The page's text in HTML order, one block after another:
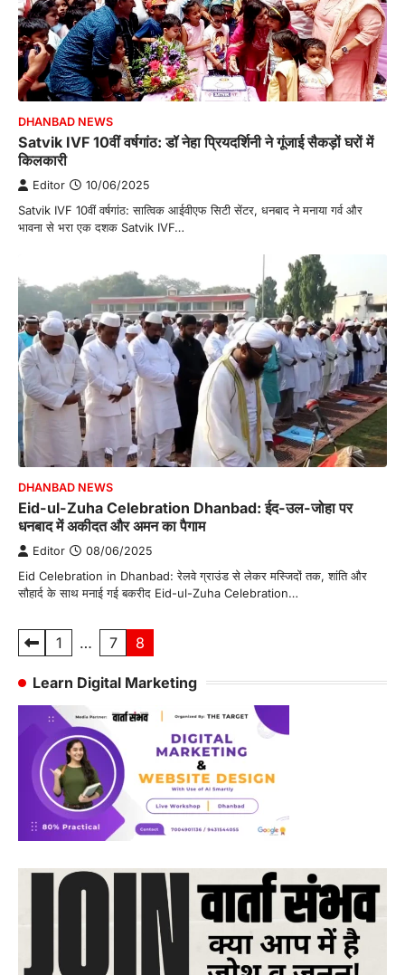
DHANBAD NEWS
Satvik IVF 10वीं वर्षगांठ: डॉ नेहा प्रियदर्शिनी ने गूंजाई सैकड़ों घरों में
किलकारी
Editor 10/06/2025
Satvik IVF 10वीं वर्षगांठ: सात्विक आईवीएफ सिटी सेंटर, धनबाद ने मनाया गर्व और
भावना से भरा एक दशक Satvik IVF…
DHANBAD NEWS
Eid-ul-Zuha Celebration Dhanbad: ईद-उल-जोहा पर
धनबाद में अकीदत और अमन का पैगाम
Editor 08/06/2025
Eid Celebration in Dhanbad: रेलवे ग्राउंड से लेकर मस्जिदों तक, शांति और
सौहार्द के साथ मनाई गई बकरीद Eid-ul-Zuha Celebration…
Posts
1 … 7 8
Learn Digital Marketing